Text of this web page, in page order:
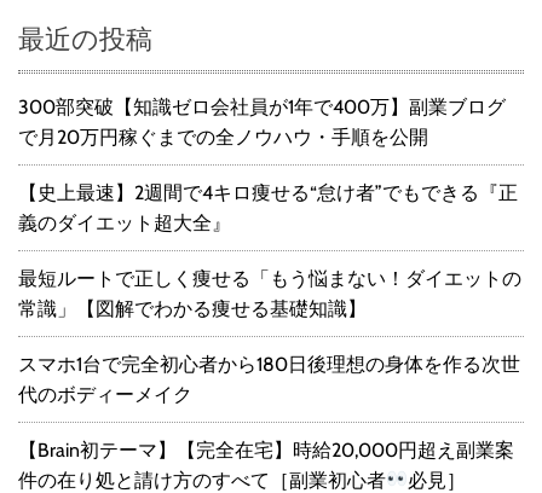
最近の投稿
300部突破【知識ゼロ会社員が1年で400万】副業ブログ
で月20万円稼ぐまでの全ノウハウ・手順を公開
【史上最速】2週間で4キロ痩せる“怠け者”でもできる『正
義のダイエット超大全』
最短ルートで正しく痩せる「もう悩まない！ダイエットの
常識」【図解でわかる痩せる基礎知識】
スマホ1台で完全初心者から180日後理想の身体を作る次世
代のボディーメイク
【Brain初テーマ】【完全在宅】時給20,000円超え副業案
件の在り処と請け方のすべて［副業初心者
必見］